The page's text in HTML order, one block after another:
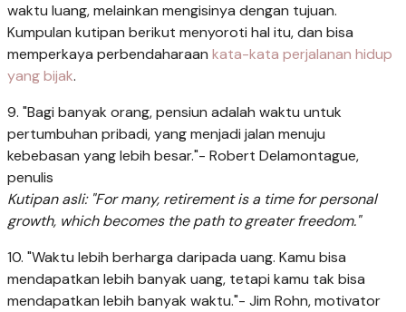
waktu luang, melainkan mengisinya dengan tujuan.
Kumpulan kutipan berikut menyoroti hal itu, dan bisa
memperkaya perbendaharaan kata-kata perjalanan hidup
yang bijak.
9. "Bagi banyak orang, pensiun adalah waktu untuk
pertumbuhan pribadi, yang menjadi jalan menuju
kebebasan yang lebih besar."- Robert Delamontague,
penulis
Kutipan asli: "For many, retirement is a time for personal
growth, which becomes the path to greater freedom."
10. "Waktu lebih berharga daripada uang. Kamu bisa
mendapatkan lebih banyak uang, tetapi kamu tak bisa
mendapatkan lebih banyak waktu."- Jim Rohn, motivator